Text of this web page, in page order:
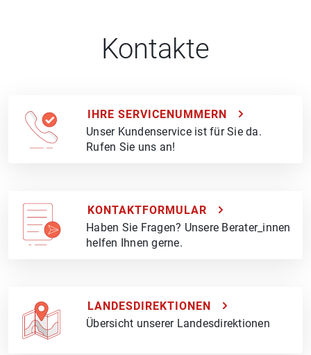
Kontakte
IHRE SERVICENUMMERN
Unser Kundenservice ist für Sie da.
Rufen Sie uns an!
KONTAKTFORMULAR
Haben Sie Fragen? Unsere Berater_innen
helfen Ihnen gerne.
LANDESDIREKTIONEN
Übersicht unserer Landesdirektionen